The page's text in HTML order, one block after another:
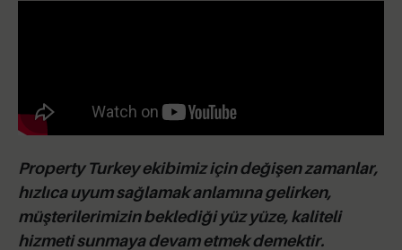
Property Turkey ekibimiz için değişen zamanlar,
hızlıca uyum sağlamak anlamına gelirken,
müşterilerimizin beklediği yüz yüze, kaliteli
hizmeti sunmaya devam etmek demektir.